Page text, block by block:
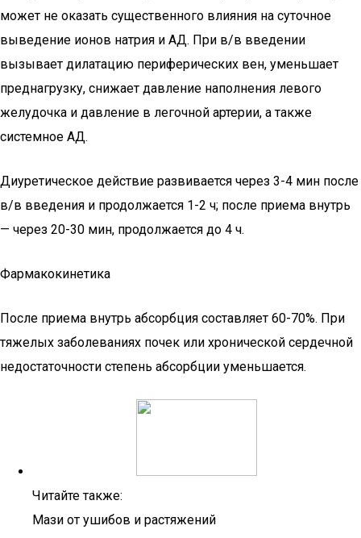
может не оказать существенного влияния на суточное
выведение ионов натрия и АД. При в/в введении
вызывает дилатацию периферических вен, уменьшает
преднагрузку, снижает давление наполнения левого
желудочка и давление в легочной артерии, а также
системное АД.
Диуретическое действие развивается через 3-4 мин после
в/в введения и продолжается 1-2 ч; после приема внутрь
— через 20-30 мин, продолжается до 4 ч.
Фармакокинетика
После приема внутрь абсорбция составляет 60-70%. При
тяжелых заболеваниях почек или хронической сердечной
недостаточности степень абсорбции уменьшается.
Читайте также:
Мази от ушибов и растяжений